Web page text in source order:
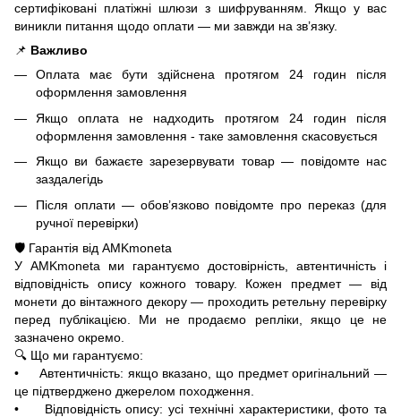
сертифіковані платіжні шлюзи з шифруванням. Якщо у вас
виникли питання щодо оплати — ми завжди на зв’язку.
📌 Важливо
Оплата має бути здійснена протягом 24 годин після
оформлення замовлення
Якщо оплата не надходить протягом 24 годин після
оформлення замовлення - таке замовлення скасовується
Якщо ви бажаєте зарезервувати товар — повідомте нас
заздалегідь
Після оплати — обов’язково повідомте про переказ (для
ручної перевірки)
🛡️ Гарантія від AMKmoneta
У AMKmoneta ми гарантуємо достовірність, автентичність і
відповідність опису кожного товару. Кожен предмет — від
монети до вінтажного декору — проходить ретельну перевірку
перед публікацією. Ми не продаємо репліки, якщо це не
зазначено окремо.
🔍 Що ми гарантуємо:
• Автентичність: якщо вказано, що предмет оригінальний —
це підтверджено джерелом походження.
• Відповідність опису: усі технічні характеристики, фото та